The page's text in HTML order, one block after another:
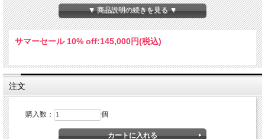
ハイパフォーマンスクラッチ。
▼ 商品説明の続きを見る ▼
サマーセール 10% off:145,000円(税込)
注文
購入数： 個